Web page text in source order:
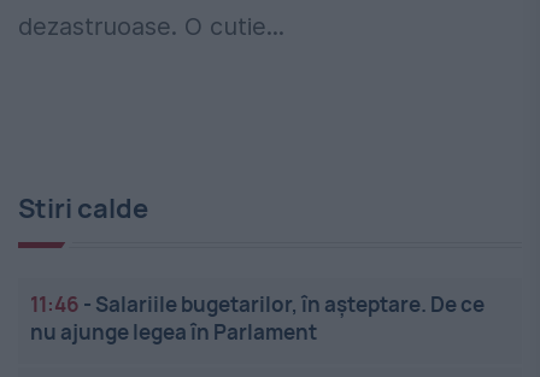
dezastruoase. O cutie...
Stiri calde
11:46 - Salariile bugetarilor, în așteptare. De ce
nu ajunge legea în Parlament